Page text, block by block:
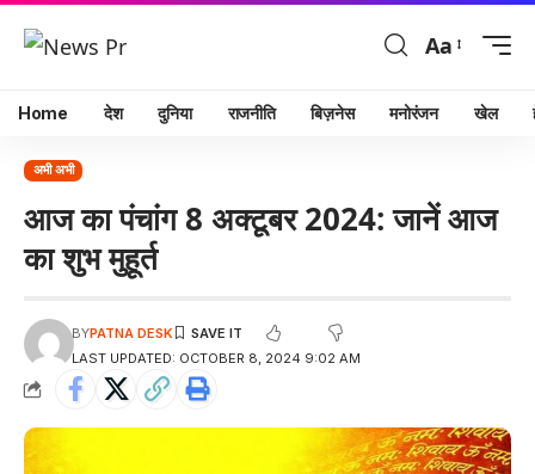
Aa
Home देश दुनिया राजनीति बिज़नेस मनोरंजन खेल
अभी अभी
आज का पंचांग 8 अक्टूबर 2024: जानें आज
का शुभ मुहूर्त
LAST UPDATED: OCTOBER 8, 2024 9:02 AM
BYPATNA DESK